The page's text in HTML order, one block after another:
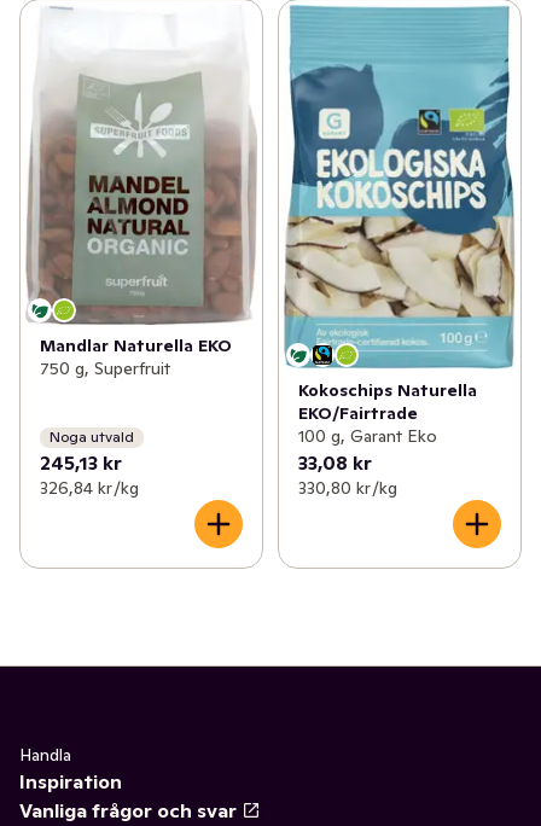
Mandlar Naturella EKO
750 g, Superfruit
Noga utvald
245,13 kr
326,84 kr /kg
Kokoschips Naturella
EKO/Fairtrade
100 g, Garant Eko
33,08 kr
330,80 kr /kg
Handla
Inspiration
Vanliga frågor och svar